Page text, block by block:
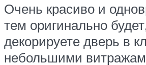
Очень красиво и
тем оригинально
декорируете дверь в
небольшими